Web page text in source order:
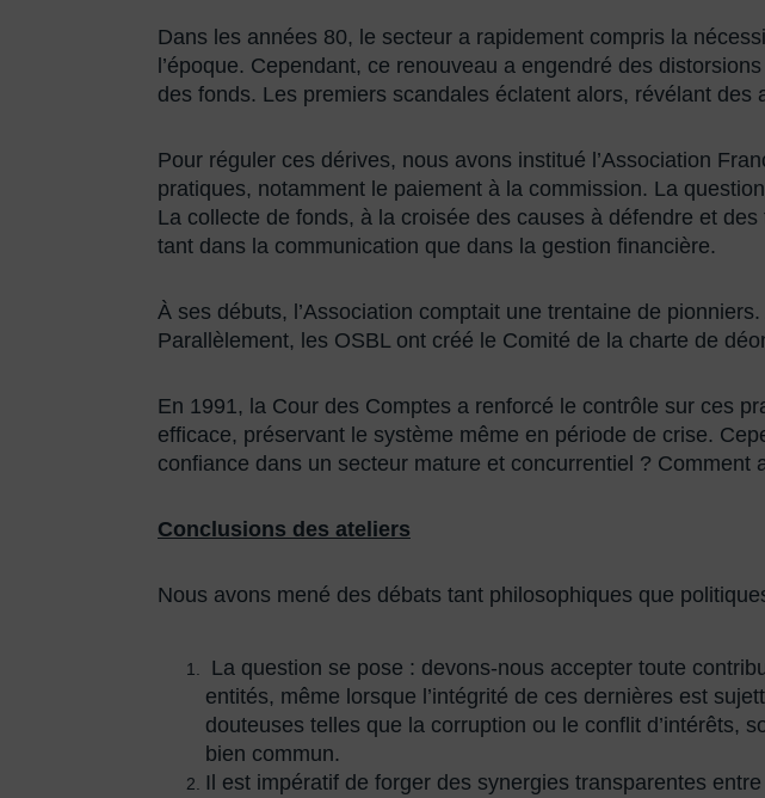
Dans les années 80, le secteur a rapidement compris la
l’époque. Cependant, ce renouveau a engendré des
des fonds. Les premiers scandales éclatent alors, révélant
Pour réguler ces dérives, nous avons institué l’Association
pratiques, notamment le paiement à la commission. La
La collecte de fonds, à la croisée des causes à défendre et
tant dans la communication que dans la gestion financière.
À ses débuts, l’Association comptait une trentaine de
Parallèlement, les OSBL ont créé le Comité de la charte de
En 1991, la Cour des Comptes a renforcé le contrôle sur ces
efficace, préservant le système même en période de crise.
confiance dans un secteur mature et concurrentiel ?
Conclusions des ateliers
Nous avons mené des débats tant philosophiques que
La question se pose : devons-nous accepter toute
entités, même lorsque l’intégrité de ces dernières est
douteuses telles que la corruption ou le conflit d’intérêts,
bien commun.
Il est impératif de forger des synergies transparentes